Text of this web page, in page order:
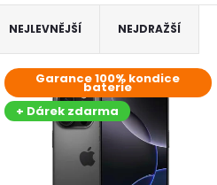
NEJLEVNĚJŠÍ NEJDRAŽŠÍ
Garance 100% kondice
baterie
+ Dárek zdarma